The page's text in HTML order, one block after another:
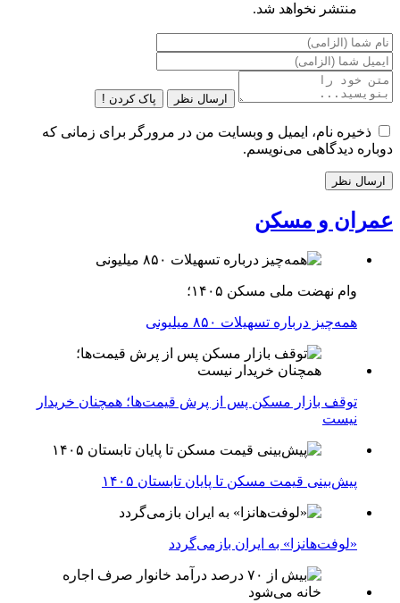
منتشر نخواهد شد.
ارسال نظر پاک کردن !
ذخیره نام، ایمیل و وبسایت من در مرورگر برای زمانی که
دوباره دیدگاهی می‌نویسم.
عمران و مسکن
وام نهضت ملی مسکن ۱۴۰۵؛
همه‌چیز درباره تسهیلات ۸۵۰ میلیونی
توقف بازار مسکن پس از پرش قیمت‌ها؛ همچنان خریدار
نیست
پیش‌بینی قیمت مسکن تا پایان تابستان ۱۴۰۵
«لوفت‌هانزا» به ایران بازمی‌گردد